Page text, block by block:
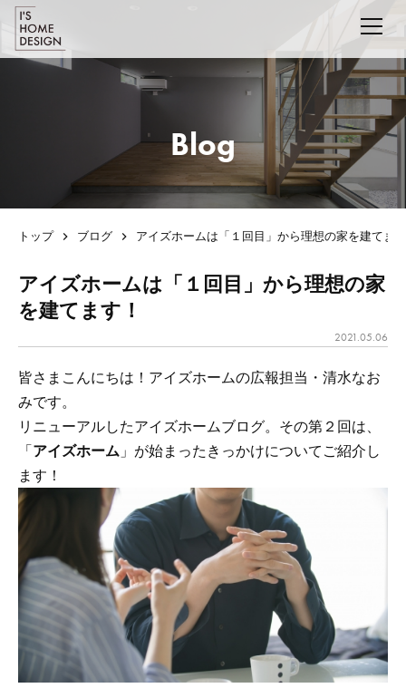
Blog
トップ ブログ アイズホームは「１回目」から理想の家を建てま
アイズホームは「１回目」から理想の家
を建てます！
2021.05.06
皆さまこんにちは！アイズホームの広報担当・清水なお
みです。
リニューアルしたアイズホームブログ。その第２回は、
「アイズホーム 」が始まったきっかけについてご紹介し
ます！